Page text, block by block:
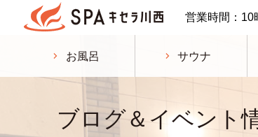
営業時間：10
お風呂 サウナ
ブログ＆イベント